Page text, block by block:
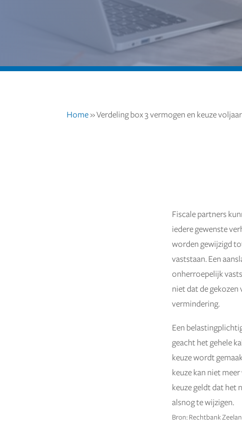
Home»Verdeling box 3 vermogen en keuze
Fiscale partners
iedere gewenste
worden gewijzigd
vaststaan. Een
onherroepelijk
niet dat de gekozen
vermindering.
Een
geacht het gehele
keuze wordt
keuze kan niet
keuze geldt dat het
alsnog te wijzigen.
Bron: Rechtbank